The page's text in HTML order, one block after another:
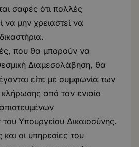
σαφές ότι πολλές
να μην χρειαστεί να
που θα μπορούν να
Διαμεσολάβηση, θα
είτε με συμφωνία των
από τον ενιαίο
Υπουργείου Δικαιοσύνης.
οι υπηρεσίες του